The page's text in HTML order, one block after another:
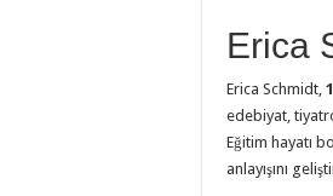
Erica
Erica Schmidt,
edebiyat,
Eğitim hayatı
anlayışını